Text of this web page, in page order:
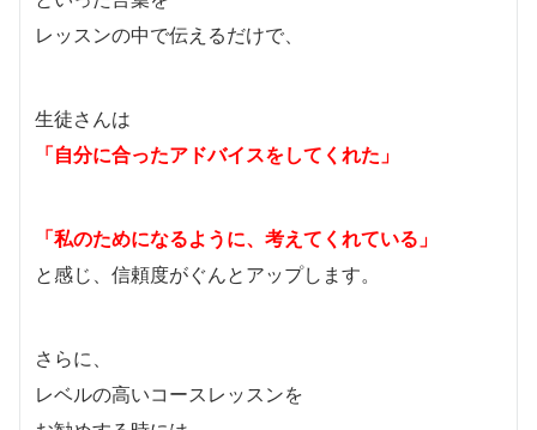
レッスンの中で伝えるだけで、
生徒さんは
「自分に合ったアドバイスをしてくれた」
「私のためになるように、考えてくれている」
と感じ、信頼度がぐんとアップします。
さらに、
レベルの高いコースレッスンを